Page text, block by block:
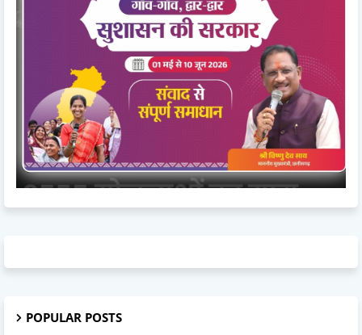
POPULAR POSTS